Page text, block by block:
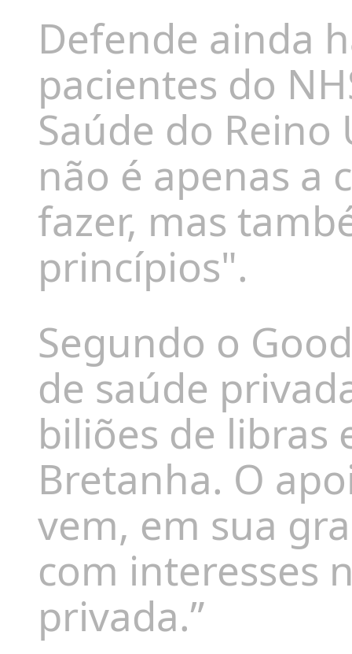
Defende ainda
pacientes do
Saúde do
não é apenas a
fazer, mas
princípios".
Segundo o
de saúde
biliões de libras
Bretanha. O
vem, em sua
com interesses
privada.”